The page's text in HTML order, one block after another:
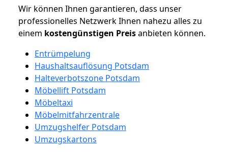
Wir können Ihnen garantieren, dass unser
professionelles Netzwerk Ihnen nahezu alles zu
einem kostengünstigen Preisanbieten können.
Entrümpelung
Haushaltsauflösung Potsdam
Halteverbotszone Potsdam
Möbellift Potsdam
Möbeltaxi
Möbelmitfahrzentrale
Umzugshelfer Potsdam
Umzugskartons